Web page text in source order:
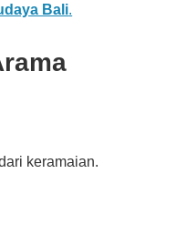
Bali.
keramaian.